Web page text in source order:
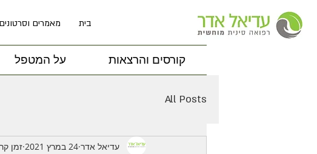
בית מאמרים וסרטונים
על המטפל קורסים והרצאות
All Posts
עדיאל אדר 24 במרץ 2021 זמן